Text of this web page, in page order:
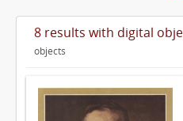
8 results with digital
objects